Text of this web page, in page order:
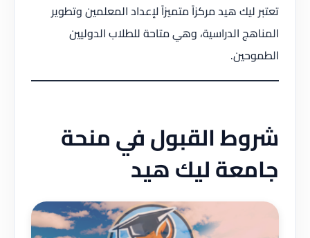
تعتبر ليك هيد مركزاً متميزاً لإعداد المعلمين وتطوير
المناهج الدراسية، وهي متاحة للطلاب الدوليين
الطموحين.
شروط القبول في منحة
جامعة ليك هيد